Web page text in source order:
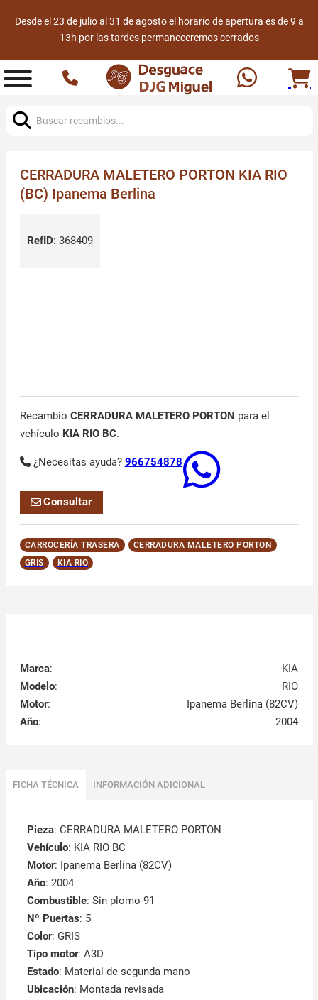
Desde el 23 de julio al 31 de agosto el horario de apertura es de 9 a
13h por las tardes permaneceremos cerrados
CERRADURA MALETERO PORTON KIA RIO
(BC) Ipanema Berlina
RefID: 368409
Recambio CERRADURA MALETERO PORTON para el
vehículo KIA RIO BC.
¿Necesitas ayuda? 966754878
Consultar
CARROCERÍA TRASERA
CERRADURA MALETERO PORTON
GRIS
KIA RIO
Marca:
KIA
Modelo:
RIO
Motor:
Ipanema Berlina (82CV)
Año: 2004
FICHA TÉCNICA INFORMACIÓN ADICIONAL
Pieza: CERRADURA MALETERO PORTON
Vehículo: KIA RIO BC
Motor: Ipanema Berlina (82CV)
Año: 2004
Combustible: Sin plomo 91
Nº Puertas: 5
Color: GRIS
Tipo motor: A3D
Estado: Material de segunda mano
Ubicación: Montada revisada